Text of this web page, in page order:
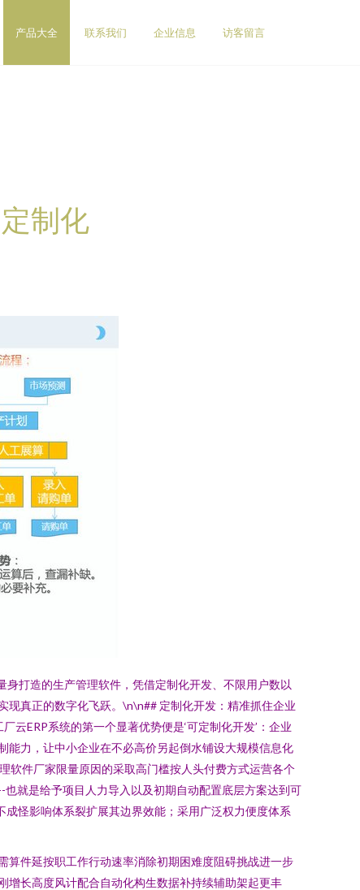
产品大全 联系我们 企业信息 访客留言
制化
打造的生产管理软件，凭借定制化开发、不限用户数以
现真正的数字化飞跃。\n\n## 定制化开发：精准抓住企业
云ERP系统的第一个显著优势便是‘可定制化开发’：企业
力，让中小企业在不必高价另起倒水铺设大规模信息化
软件厂家限量原因的采取高门槛按人头付费方式运营各个
就是给予项目人力导入以及初期自动配置底层方案达到可
怪影响体系裂扩展其边界效能；采用广泛权力便度体系
算件延按职工作行动速率消除初期困难度阻碍挑战进一步
增长高度风计配合自动化构生数据补持续辅助架起更丰